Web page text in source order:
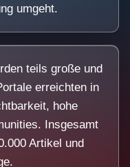
umgeht.
teils große und
erreichten in
hohe
Insgesamt
Artikel und